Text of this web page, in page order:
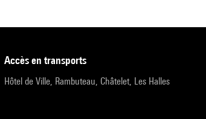
accès en transports
Hôtel de Ville, Rambuteau, Châtelet, Les Halles